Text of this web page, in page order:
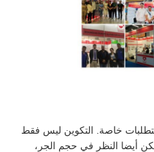
خاصة. التكوين ليس فقط
أيضا النظر في حجم الجر،